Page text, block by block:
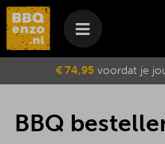
Je Wijzig
€ 74,95voordat je
BBQ